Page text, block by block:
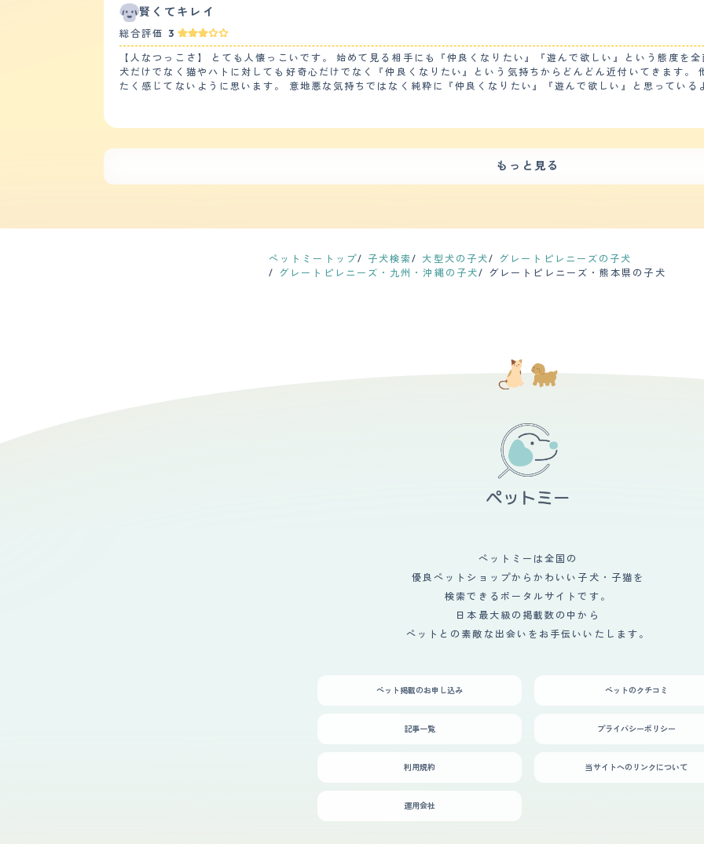
賢くてキレイ
総合評価 3
【人なつっこさ】 とても人懐っこいです。 始めて見る相手にも『仲良くなりたい』『遊んで欲しい』という態度を全面に出していきます。 他のペットに対しても
犬だけでなく猫やハトに対しても好奇心だけでなく『仲良くなりたい』という気持ちからどんどん近付いてきます。 他人や他のイヌの対して警戒心や恐怖心をまっ
たく感じてないように思います。 意地悪な気持ちではなく純粋に『仲良くなりたい』『遊んで欲しい』と思っているようなのでイヌに慣れてない人間相手でもぐい
躾けに慣れているヒトであれば簡単だと思います。 散歩の時に引っ張らないようにする訓練をしましたが１週間も掛からず覚えました。 散歩は朝夕の２回それぞれ
クチンや予防接種のみで他はノミ・ダニよけの市販薬を背中につけるくらいです。 【鳴き声】 大型犬らしい低く通る声で『わんわん』と吠えます。 家の敷地内に
で強く見えるようにこんなシルエットなのだと聞いたコトがありますが本当ににその通りだと思います。 身体が大きく運動量もそれなりなので街中で飼うのはおス
係も深く築けるので良いと思います。
もっと見る
ペットミートップ 子犬検索 大型犬の子犬
グレートピレニーズの子犬
グレートピレニーズ・九州・沖縄の子犬
グレートピレニーズ・熊本県の子犬
ペットミーは全国の
優良ペットショップからかわいい子犬・子猫を
検索できるポータルサイトです。
日本最大級の掲載数の中から
ペットとの素敵な出会いをお手伝いいたします。
ペット掲載のお申し込み ペットのクチコミ
記事一覧 プライバシーポリシー
利用規約 当サイトへのリンクについて
運用会社